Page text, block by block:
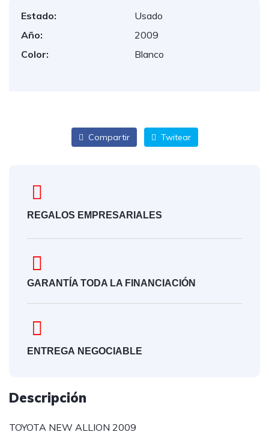
Estado:
Usado
Año:
2009
Color:
Blanco
Compartir Twitear
REGALOS EMPRESARIALES
GARANTÍA TODA LA FINANCIACIÓN
ENTREGA NEGOCIABLE
Descripción
TOYOTA NEW ALLION 2009